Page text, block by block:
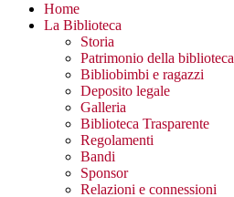
Home
La Biblioteca
Storia
Patrimonio della biblioteca
Bibliobimbi e ragazzi
Deposito legale
Galleria
Biblioteca Trasparente
Regolamenti
Bandi
Sponsor
Relazioni e connessioni